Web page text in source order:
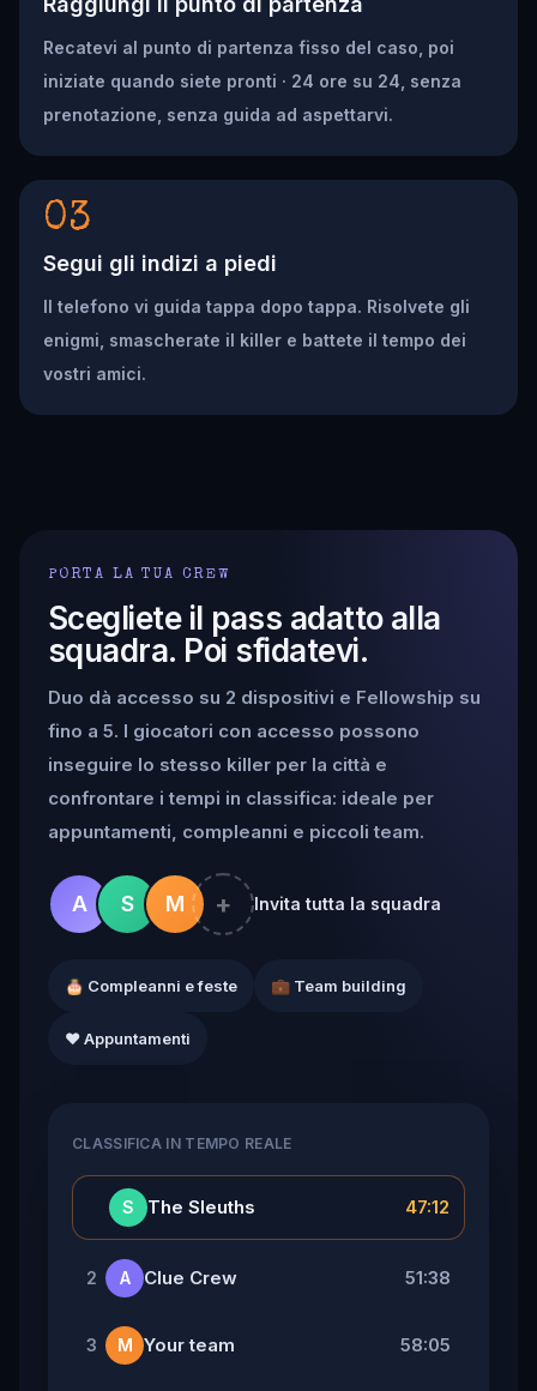
Recatevi al punto di partenza fisso del caso, poi
iniziate quando siete pronti · 24 ore su 24, senza
prenotazione, senza guida ad aspettarvi.
03
Segui gli indizi a piedi
Il telefono vi guida tappa dopo tappa. Risolvete gli
enigmi, smascherate il killer e battete il tempo dei
vostri amici.
PORTA LA TUA CREW
Scegliete il pass adatto alla
squadra. Poi sfidatevi.
Duo dà accesso su 2 dispositivi e Fellowship su
fino a 5. I giocatori con accesso possono
inseguire lo stesso killer per la città e
confrontare i tempi in classifica: ideale per
appuntamenti, compleanni e piccoli team.
A S M + Invita tutta la squadra
🎂 Compleanni e feste 💼 Team building
❤️ Appuntamenti
CLASSIFICA IN TEMPO REALE
S The Sleuths 47:12
2 A Clue Crew 51:38
3 M Your team 58:05